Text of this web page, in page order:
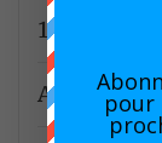
1 geste 1
Actions de
pour